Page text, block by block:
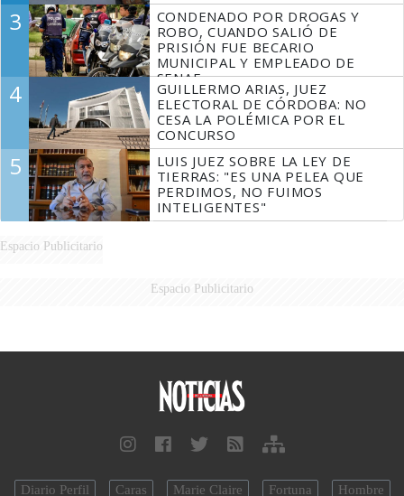
3
CONDENADO POR DROGAS Y
ROBO, CUANDO SALIÓ DE
PRISIÓN FUE BECARIO
MUNICIPAL Y EMPLEADO DE
SENAF
4
GUILLERMO ARIAS, JUEZ
ELECTORAL DE CÓRDOBA: NO
CESA LA POLÉMICA POR EL
CONCURSO
5
LUIS JUEZ SOBRE LA LEY DE
TIERRAS: "ES UNA PELEA QUE
PERDIMOS, NO FUIMOS
INTELIGENTES"
Espacio Publicitario
Espacio Publicitario
Diario Perfil Caras Marie Claire Fortuna Hombre